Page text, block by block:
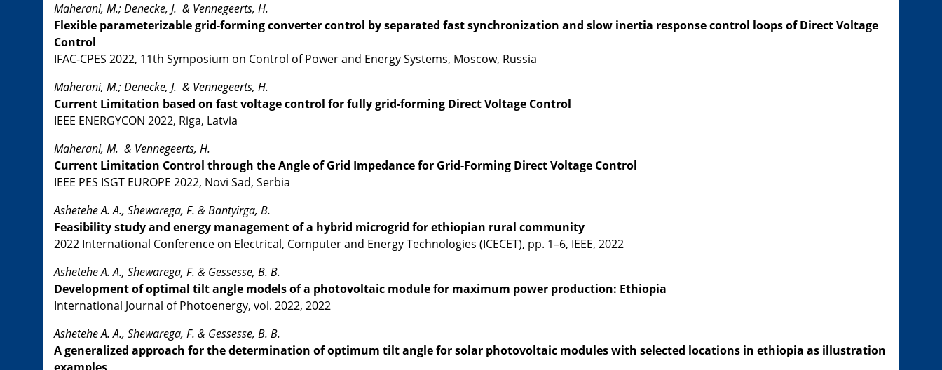
Maherani, M.; Denecke, J. & Vennegeerts, H.
Flexible parameterizable grid-forming converter control by separated fast synchronization and slow inertia response control loops of Direct Voltage
Control
IFAC-CPES 2022, 11th Symposium on Control of Power and Energy Systems, Moscow, Russia
Maherani, M.; Denecke, J. & Vennegeerts, H.
Current Limitation based on fast voltage control for fully grid-forming Direct Voltage Control
IEEE ENERGYCON 2022, Riga, Latvia
Maherani, M. & Vennegeerts, H.
Current Limitation Control through the Angle of Grid Impedance for Grid-Forming Direct Voltage Control
IEEE PES ISGT EUROPE 2022, Novi Sad, Serbia
Ashetehe A. A., Shewarega, F. & Bantyirga, B.
Feasibility study and energy management of a hybrid microgrid for ethiopian rural community
2022 International Conference on Electrical, Computer and Energy Technologies (ICECET), pp. 1–6, IEEE, 2022
Ashetehe A. A., Shewarega, F. & Gessesse, B. B.
Development of optimal tilt angle models of a photovoltaic module for maximum power production: Ethiopia
International Journal of Photoenergy, vol. 2022, 2022
Ashetehe A. A., Shewarega, F. & Gessesse, B. B.
A generalized approach for the determination of optimum tilt angle for solar photovoltaic modules with selected locations in ethiopia as illustration